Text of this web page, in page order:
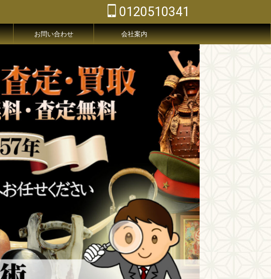
0120510341
お問い合わせ 会社案内